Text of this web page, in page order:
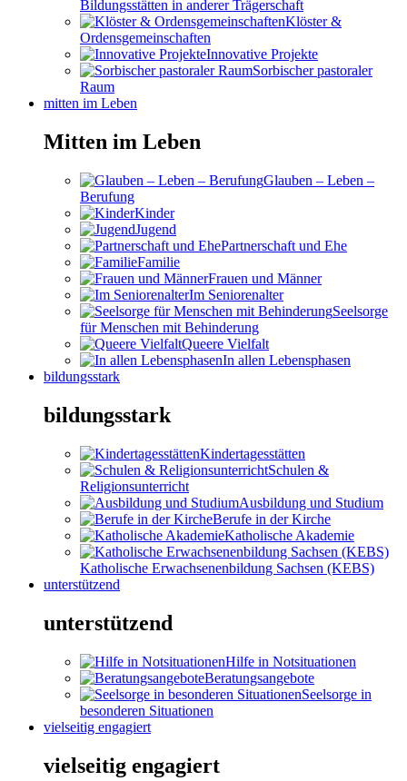
Bildungsstätten in anderer Trägerschaft
Klöster &
Ordensgemeinschaften
Innovative Projekte
Sorbischer pastoraler
Raum
mitten im Leben
Mitten im Leben
Glauben – Leben –
Berufung
Kinder
Jugend
Partnerschaft und Ehe
Familie
Frauen und Männer
Im Seniorenalter
Seelsorge
für Menschen mit Behinderung
Queere Vielfalt
In allen Lebensphasen
bildungsstark
bildungsstark
Kindertagesstätten
Schulen &
Religionsunterricht
Ausbildung und Studium
Berufe in der Kirche
Katholische Akademie
Katholische Erwachsenenbildung Sachsen (KEBS)
unterstützend
unterstützend
Hilfe in Notsituationen
Beratungsangebote
Seelsorge in
besonderen Situationen
vielseitig engagiert
vielseitig engagiert